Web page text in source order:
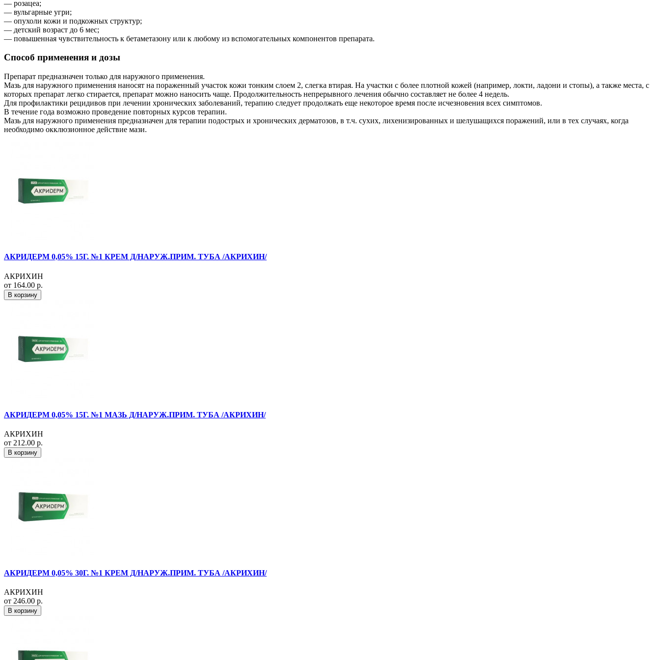
— розацеа;
— вульгарные угри;
— опухоли кожи и подкожных структур;
— детский возраст до 6 мес;
— повышенная чувствительность к бетаметазону или к любому из вспомогательных компонентов препарата.
Способ применения и дозы
Препарат предназначен только для наружного применения.
Мазь для наружного применения наносят на пораженный участок кожи тонким слоем 2, слегка втирая. На участки с более плотной кожей (например, локти, ладони и стопы), а также места, с
которых препарат легко стирается, препарат можно наносить чаще. Продолжительность непрерывного лечения обычно составляет не более 4 недель.
Для профилактики рецидивов при лечении хронических заболеваний, терапию следует продолжать еще некоторое время после исчезновения всех симптомов.
В течение года возможно проведение повторных курсов терапии.
Мазь для наружного применения предназначен для терапии подострых и хронических дерматозов, в т.ч. сухих, лихенизированных и шелушащихся поражений, или в тех случаях, когда
необходимо окклюзионное действие мази.
АКРИДЕРМ 0,05% 15Г. №1 КРЕМ Д/НАРУЖ.ПРИМ. ТУБА /АКРИХИН/
АКРИХИН
от 164.00 р.
В корзину
АКРИДЕРМ 0,05% 15Г. №1 МАЗЬ Д/НАРУЖ.ПРИМ. ТУБА /АКРИХИН/
АКРИХИН
от 212.00 р.
В корзину
АКРИДЕРМ 0,05% 30Г. №1 КРЕМ Д/НАРУЖ.ПРИМ. ТУБА /АКРИХИН/
АКРИХИН
от 246.00 р.
В корзину